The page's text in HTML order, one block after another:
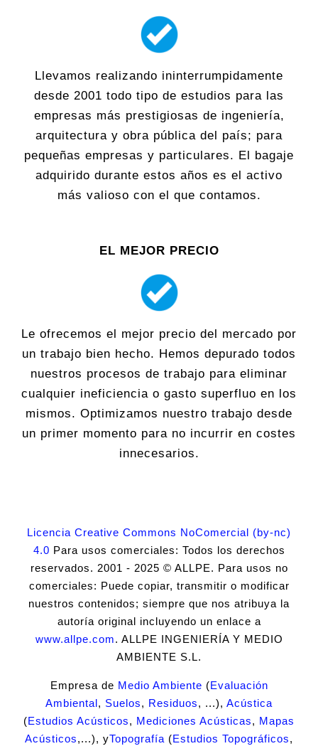
Llevamos realizando ininterrumpidamente
desde 2001 todo tipo de estudios para las
empresas más prestigiosas de ingeniería,
arquitectura y obra pública del país; para
pequeñas empresas y particulares. El bagaje
adquirido durante estos años es el activo
más valioso con el que contamos.
EL MEJOR PRECIO
Le ofrecemos el mejor precio del mercado por
un trabajo bien hecho. Hemos depurado todos
nuestros procesos de trabajo para eliminar
cualquier ineficiencia o gasto superfluo en los
mismos. Optimizamos nuestro trabajo desde
un primer momento para no incurrir en costes
innecesarios.
Licencia Creative Commons NoComercial (by-nc)
4.0 Para usos comerciales: Todos los derechos
reservados. 2001 - 2025 © ALLPE. Para usos no
comerciales: Puede copiar, transmitir o modificar
nuestros contenidos; siempre que nos atribuya la
autoría original incluyendo un enlace a
www.allpe.com. ALLPE INGENIERÍA Y MEDIO
AMBIENTE S.L.
Empresa de Medio Ambiente (Evaluación
Ambiental, Suelos, Residuos, ...), Acústica
(Estudios Acústicos, Mediciones Acústicas, Mapas
Acústicos,...), yTopografía (Estudios Topográficos,